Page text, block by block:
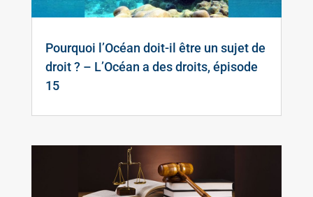
Pourquoi l’Océan doit-il être un sujet de
droit ? – L’Océan a des droits, épisode
15